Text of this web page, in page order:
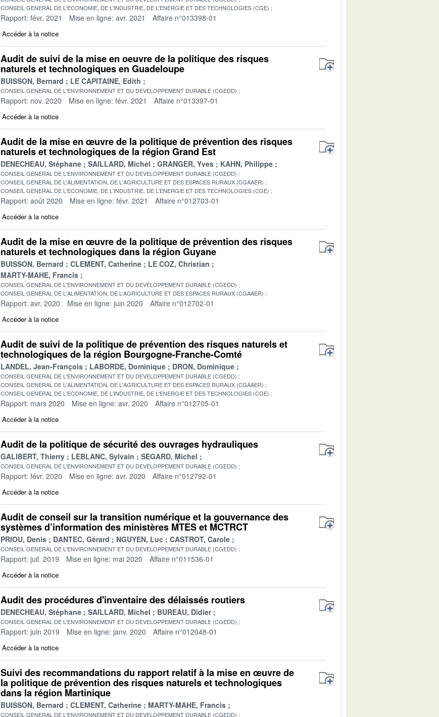
CONSEIL GENERAL DE L'ECONOMIE, DE L'INDUSTRIE, DE L'ENERGIE ET DES TECHNOLOGIES (CGE)
Rapport: févr. 2021 Mise en ligne: avr. 2021 Affaire n°013398-01
Accéder à la notice
Audit de suivi de la mise en oeuvre de la politique des risques
naturels et technologiques en Guadeloupe
BUISSON, Bernard LE CAPITAINE, Edith
CONSEIL GENERAL DE L'ENVIRONNEMENT ET DU DEVELOPPEMENT DURABLE (CGEDD)
Rapport: nov. 2020 Mise en ligne: févr. 2021 Affaire n°013397-01
Accéder à la notice
Audit de la mise en œuvre de la politique de prévention des risques
naturels et technologiques de la région Grand Est
DENECHEAU, Stéphane SAILLARD, Michel GRANGER, Yves KAHN, Philippe
CONSEIL GENERAL DE L'ENVIRONNEMENT ET DU DEVELOPPEMENT DURABLE (CGEDD)
CONSEIL GENERAL DE L'ALIMENTATION, DE L'AGRICULTURE ET DES ESPACES RURAUX (CGAAER)
CONSEIL GENERAL DE L'ECONOMIE, DE L'INDUSTRIE, DE L'ENERGIE ET DES TECHNOLOGIES (CGE)
Rapport: août 2020 Mise en ligne: févr. 2021 Affaire n°012703-01
Accéder à la notice
Audit de la mise en œuvre de la politique de prévention des risques
naturels et technologiques dans la région Guyane
BUISSON, Bernard CLEMENT, Catherine
LE COZ, Christian
MARTY-MAHE, Francis
CONSEIL GENERAL DE L'ENVIRONNEMENT ET DU DEVELOPPEMENT DURABLE (CGEDD)
CONSEIL GENERAL DE L'ALIMENTATION, DE L'AGRICULTURE ET DES ESPACES RURAUX (CGAAER)
Rapport: avr. 2020 Mise en ligne: juin 2020 Affaire n°012702-01
Accéder à la notice
Audit de suivi de la politique de prévention des risques naturels et
technologiques de la région Bourgogne-Franche-Comté
LANDEL, Jean-François LABORDE, Dominique DRON, Dominique
CONSEIL GENERAL DE L'ENVIRONNEMENT ET DU DEVELOPPEMENT DURABLE (CGEDD)
CONSEIL GENERAL DE L'ALIMENTATION, DE L'AGRICULTURE ET DES ESPACES RURAUX (CGAAER)
CONSEIL GENERAL DE L'ECONOMIE, DE L'INDUSTRIE, DE L'ENERGIE ET DES TECHNOLOGIES (CGE)
Rapport: mars 2020 Mise en ligne: avr. 2020 Affaire n°012705-01
Accéder à la notice
Audit de la politique de sécurité des ouvrages hydrauliques
GALIBERT, Thierry LEBLANC, Sylvain SEGARD, Michel
CONSEIL GENERAL DE L'ENVIRONNEMENT ET DU DEVELOPPEMENT DURABLE (CGEDD)
Rapport: févr. 2020 Mise en ligne: avr. 2020 Affaire n°012792-01
Accéder à la notice
Audit de conseil sur la transition numérique et la gouvernance des
systèmes d’information des ministères MTES et MCTRCT
PRIOU, Denis DANTEC, Gérard NGUYEN, Luc CASTROT, Carole
CONSEIL GENERAL DE L'ENVIRONNEMENT ET DU DEVELOPPEMENT DURABLE (CGEDD)
Rapport: juil. 2019 Mise en ligne: mai 2020 Affaire n°011536-01
Accéder à la notice
Audit des procédures d'inventaire des délaissés routiers
DENECHEAU, Stéphane SAILLARD, Michel BUREAU, Didier
CONSEIL GENERAL DE L'ENVIRONNEMENT ET DU DEVELOPPEMENT DURABLE (CGEDD)
Rapport: juin 2019 Mise en ligne: janv. 2020 Affaire n°012048-01
Accéder à la notice
Suivi des recommandations du rapport relatif à la mise en œuvre de
la politique de prévention des risques naturels et technologiques
dans la région Martinique
BUISSON, Bernard CLEMENT, Catherine MARTY-MAHE, Francis
CONSEIL GENERAL DE L'ENVIRONNEMENT ET DU DEVELOPPEMENT DURABLE (CGEDD)